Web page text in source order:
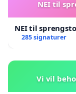
NEI til
NEI til
285 signaturer
Vi vil